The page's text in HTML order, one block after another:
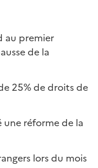
au premier
de la
25% de droits de
une réforme de la
lors du mois